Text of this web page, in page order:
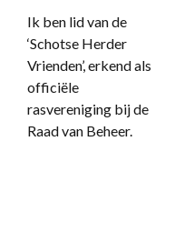
Ik ben lid van de
‘Schotse Herder
Vrienden’, erkend als
officiële
rasvereniging bij de
Raad van Beheer.